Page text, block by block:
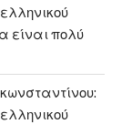
είναι πολύ